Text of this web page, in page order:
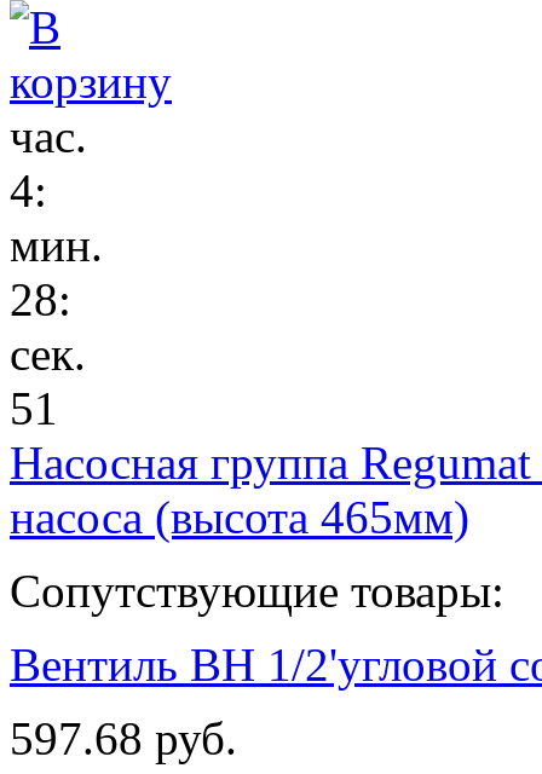
час.
4:
мин.
28:
сек.
51
Насосная группа
насоса (высота 465мм)
Сопутствующие товары:
Вентиль ВН 1/2'угловой
597.68 руб.